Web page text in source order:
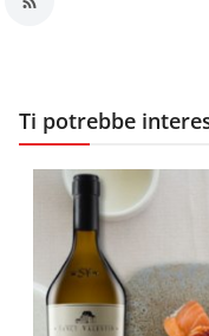
Ti potrebbe